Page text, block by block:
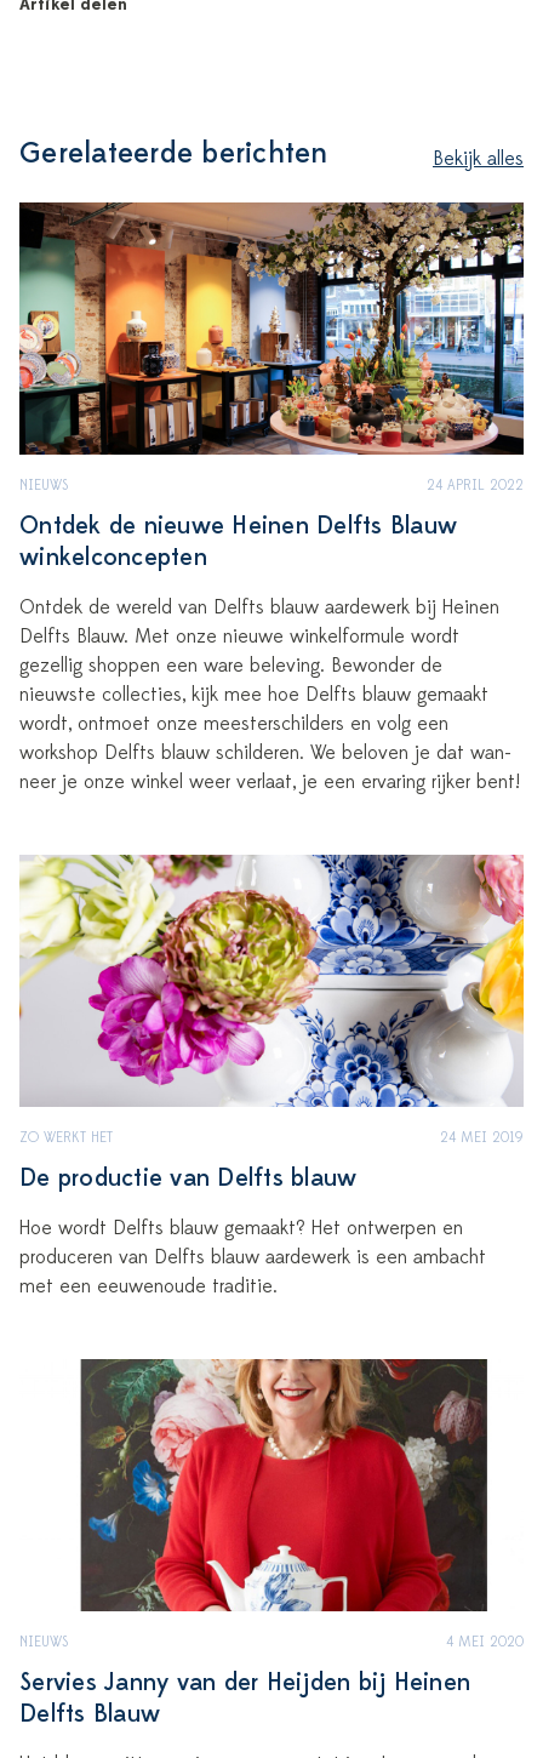
Artikel delen
Gerelateerde berichten Bekijk alles
NIEUWS 24 APRIL 2022
Ontdek de nieuwe Heinen Delfts Blauw
winkelconcepten
Ontdek de wereld van Delfts blauw aardewerk bij Heinen
Delfts Blauw. Met onze nieuwe winkelformule wordt
gezellig shoppen een ware beleving. Bewonder de
nieuwste collecties, kijk mee hoe Delfts blauw gemaakt
wordt, ontmoet onze meesterschilders en volg een
workshop Delfts blauw schilderen. We beloven je dat wan-
neer je onze winkel weer verlaat, je een ervaring rijker bent!
ZO WERKT HET 24 MEI 2019
De productie van Delfts blauw
Hoe wordt Delfts blauw gemaakt? Het ontwerpen en
produceren van Delfts blauw aardewerk is een ambacht
met een eeuwenoude traditie.
NIEUWS 4 MEI 2020
Servies Janny van der Heijden bij Heinen
Delfts Blauw